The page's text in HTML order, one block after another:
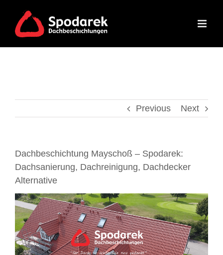
content
Previous Next
Dachbeschichtung Mayschoß – Spodarek:
Dachsanierung, Dachreinigung, Dachdecker
Alternative